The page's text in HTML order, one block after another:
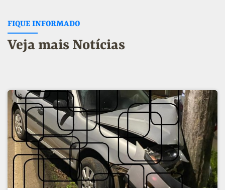
FIQUE INFORMADO
Veja mais Notícias